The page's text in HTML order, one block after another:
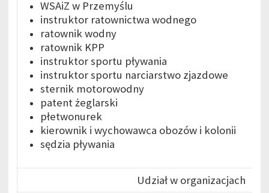
Wesołych Świąt!
WSAiZ w Przemyślu
instruktor ratownictwa wodnego
ratownik wodny
ratownik KPP
instruktor sportu pływania
instruktor sportu narciarstwo zjazdowe
sternik motorowodny
patent żeglarski
płetwonurek
kierownik i wychowawca obozów i kolonii
sędzia pływania
Udział w organizacjach